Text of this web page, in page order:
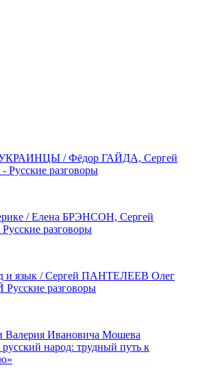
/ Фёдор ГАЙДА, Сергей
разговоры
/ Елена БРЭНСОН, Сергей
разговоры
и язык / Сергей ПАНТЕЛЕЕВ Олег
разговоры
Валерия Ивановича Мошева
народ: трудный путь к